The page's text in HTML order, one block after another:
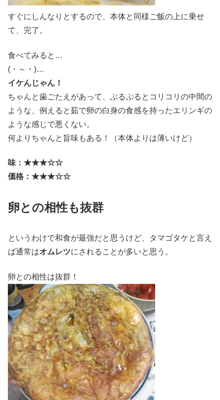
すぐにしんなりとするので、本体と同様ご飯の上に乗せ
て、完了。
食べてみると…
(・～・)…
イケんじゃん！
ちゃんと歯ごたえがあって、ぷるぷるとコリコリの中間の
ような、例えると茹で卵の白身の食感を持ったエリンギの
ような感じで悪くない。
何よりちゃんと旨味もある！（本体よりは薄いけど）
味：★★★☆☆
価格：★★★☆☆
卵との相性も抜群
というわけで和食が最強だと思うけど、タマゴタケと言え
ば通常はオムレツにされることが多いと思う。
卵との相性は抜群！